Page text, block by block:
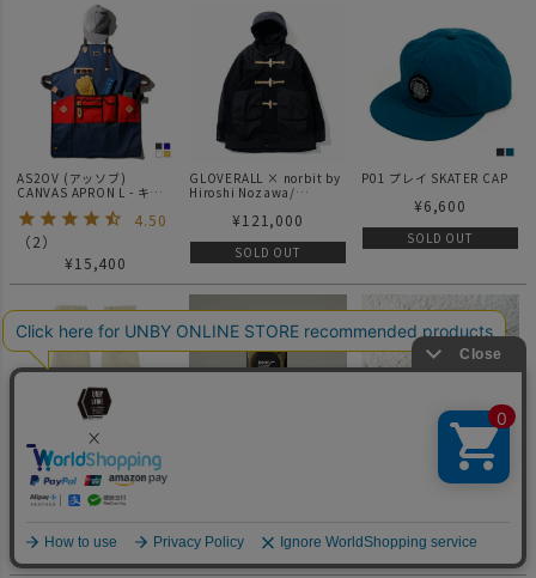
AS2OV (アッソブ)
CANVAS APRON L - キャ
ンバスエプロン Lサイズ
011430
4.50
（2）
¥15,400
GLOVERALL × norbit by
Hiroshi Nozawa/
¥121,000
SOLD OUT
P01 プレイ SKATER CAP
¥6,600
SOLD OUT
Chi-bee ARE YOU
CITYBOY?? SOX トリコロ
ール
¥2,640
SOLD OUT SOLD OUT
Chi-bee チービー ネルソ
ン キーホルダー フィギュ
SOLD OUT